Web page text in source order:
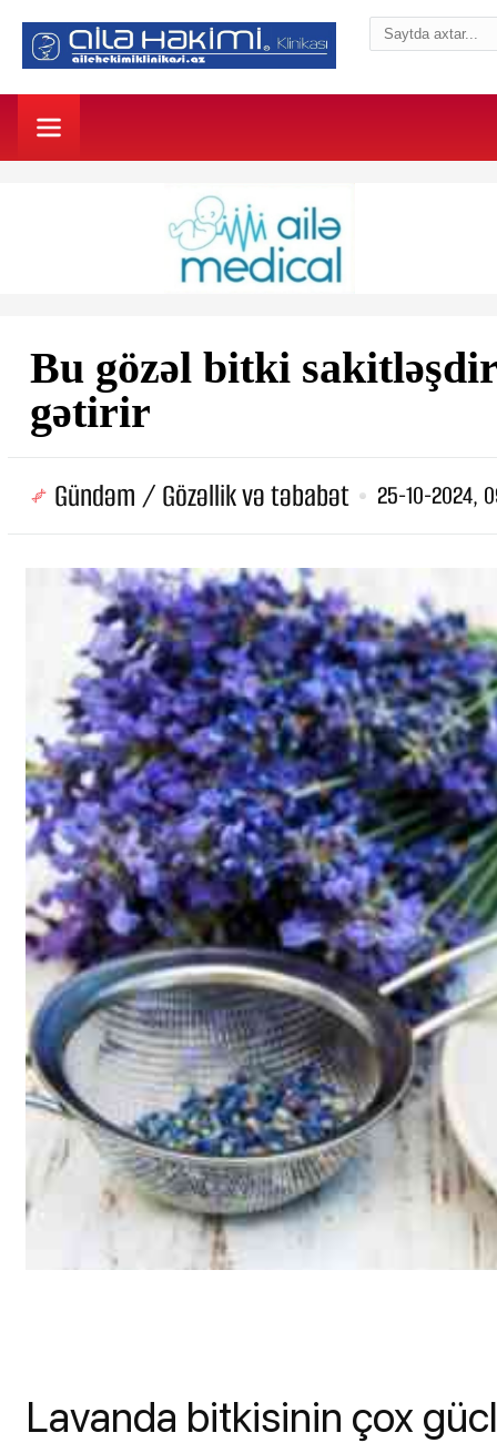
Bu gözəl bitki
gətirir
Gündəm / Gözəllik və təbabət 25-10-2024,
Lavanda bitkisinin çox